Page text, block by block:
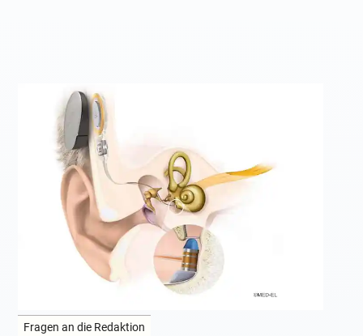
Fragen an die Redaktion